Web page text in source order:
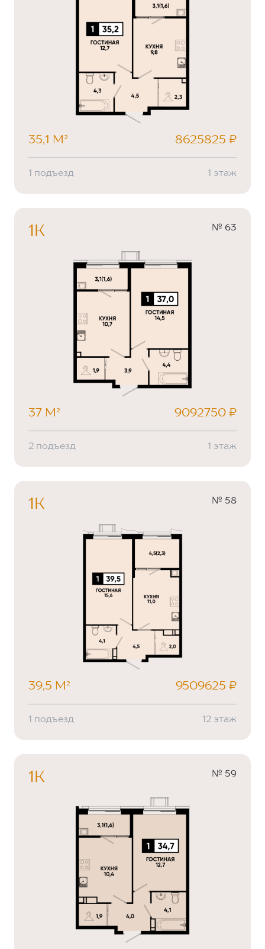
35,1 М² 8625825 ₽
1 подъезд 1 этаж
1К № 63
37 М² 9092750 ₽
2 подъезд 1 этаж
1К № 58
39,5 М² 9509625 ₽
1 подъезд 12 этаж
1К № 59